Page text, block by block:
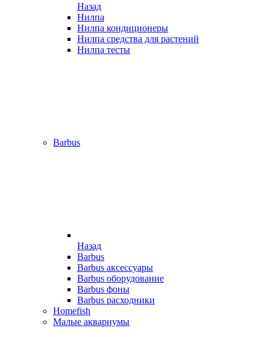
Назад
Нилпа
Нилпа кондиционеры
Нилпа средства для растений
Нилпа тесты
Barbus
Назад
Barbus
Barbus аксессуары
Barbus оборудование
Barbus фоны
Barbus расходники
Homefish
Малые аквариумы